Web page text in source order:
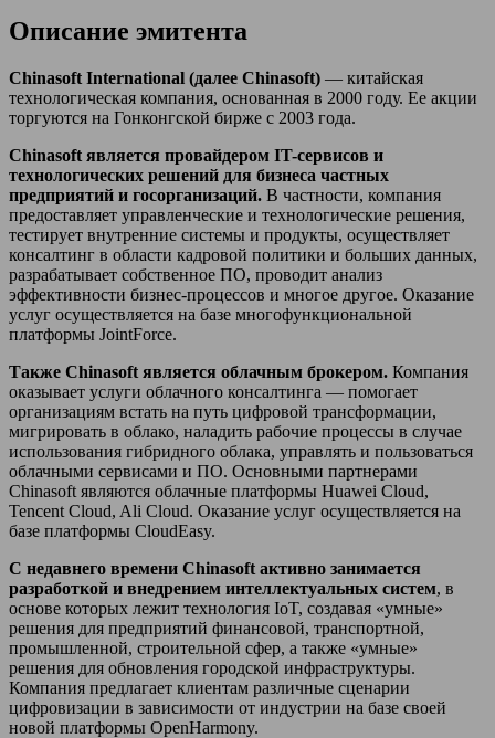
Описание эмитента
Chinasoft International (далее Chinasoft) — китайская
технологическая компания, основанная в 2000 году. Ее акции
торгуются на Гонконгской бирже с 2003 года.
Chinasoft является провайдером IT-сервисов и
технологических решений для бизнеса частных
предприятий и госорганизаций. В частности, компания
предоставляет управленческие и технологические решения,
тестирует внутренние системы и продукты, осуществляет
консалтинг в области кадровой политики и больших данных,
разрабатывает собственное ПО, проводит анализ
эффективности бизнес-процессов и многое другое. Оказание
услуг осуществляется на базе многофункциональной
платформы JointForce.
Также Chinasoft является облачным брокером. Компания
оказывает услуги облачного консалтинга — помогает
организациям встать на путь цифровой трансформации,
мигрировать в облако, наладить рабочие процессы в случае
использования гибридного облака, управлять и пользоваться
облачными сервисами и ПО. Основными партнерами
Chinasoft являются облачные платформы Huawei Cloud,
Tencent Cloud, Ali Cloud. Оказание услуг осуществляется на
базе платформы CloudEasy.
С недавнего времени Chinasoft активно занимается
разработкой и внедрением интеллектуальных систем, в
основе которых лежит технология IoT, создавая «умные»
решения для предприятий финансовой, транспортной,
промышленной, строительной сфер, а также «умные»
решения для обновления городской инфраструктуры.
Компания предлагает клиентам различные сценарии
цифровизации в зависимости от индустрии на базе своей
новой платформы OpenHarmony.